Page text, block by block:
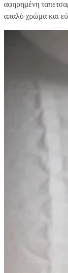
αφηρημένη
απαλό χρώμα και